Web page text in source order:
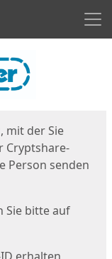
mit der Sie
Cryptshare-
Person senden
Sie bitte auf